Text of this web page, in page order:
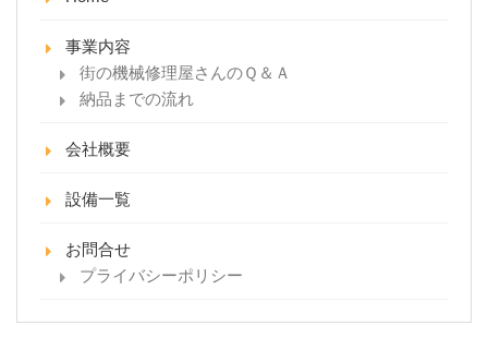
事業内容
街の機械修理屋さんのＱ＆Ａ
納品までの流れ
会社概要
設備一覧
お問合せ
プライバシーポリシー